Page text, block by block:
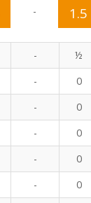
- 1.5
- ½
- 0
- 0
- 0
- 0
- 0